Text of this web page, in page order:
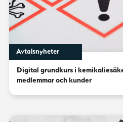
Avtalsnyheter
Digital grundkurs i
medlemmar och kunder